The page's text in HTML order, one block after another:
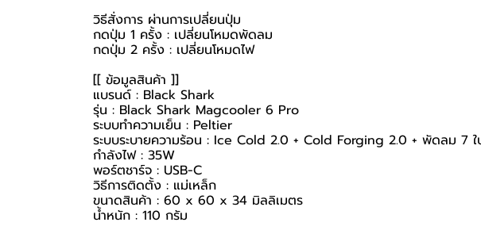
วิธีสั่งการ ผ่านการเปลี่ยนปุ่ม
กดปุ่ม 1 ครั้ง : เปลี่ยนโหมดพัดลม
กดปุ่ม 2 ครั้ง : เปลี่ยนโหมดไฟ
[[ ข้อมูลสินค้า ]]
แบรนด์ : Black Shark
รุ่น : Black Shark Magcooler 6 Pro
ระบบทำความเย็น : Peltier
ระบบระบายความร้อน : Ice Cold 2.0 + Cold Forging 2.0 + พัดลม 7
กำลังไฟ : 35W
พอร์ตชาร์จ : USB-C
วิธีการติดตั้ง : แม่เหล็ก
ขนาดสินค้า : 60 x 60 x 34 มิลลิเมตร
น้ำหนัก : 110 กรัม